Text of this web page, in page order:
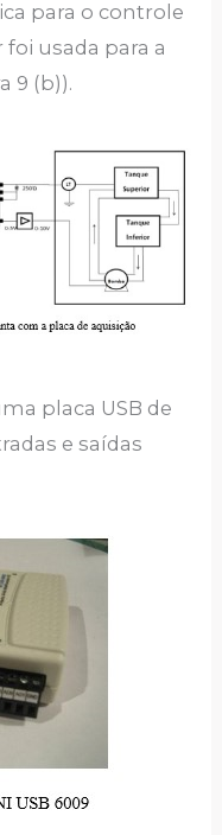
para o controle
usada para a
9 (b)).
placa USB de
e saídas